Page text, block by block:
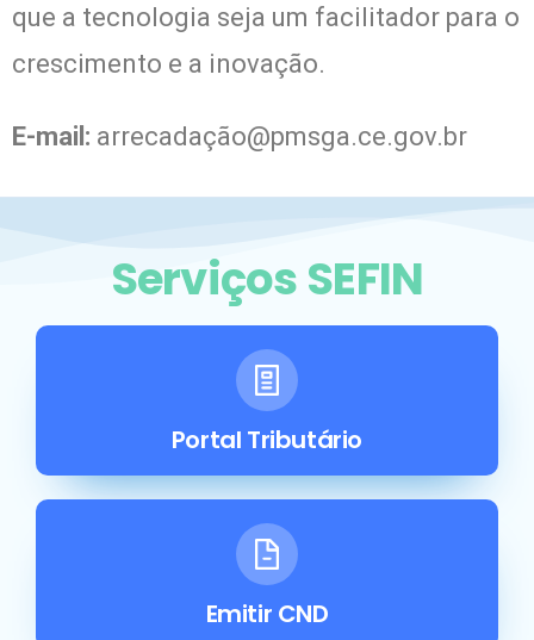
que a tecnologia seja um facilitador para o
crescimento e a inovação.
E-mail: arrecadação@pmsga.ce.gov.br
Serviços SEFIN
Portal Tributário
Emitir CND